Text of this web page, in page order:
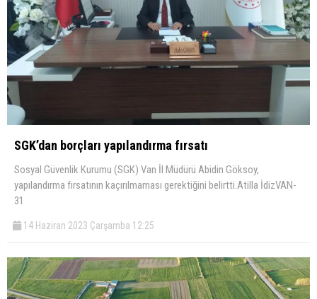
SGK’dan borçları yapılandırma fırsatı
Sosyal Güvenlik Kurumu (SGK) Van İl Müdürü Abidin Göksoy,
yapılandırma fırsatının kaçırılmaması gerektiğini belirtti.Atilla İdizVAN-
31
14 Haziran 2023 Çarşamba 12:25